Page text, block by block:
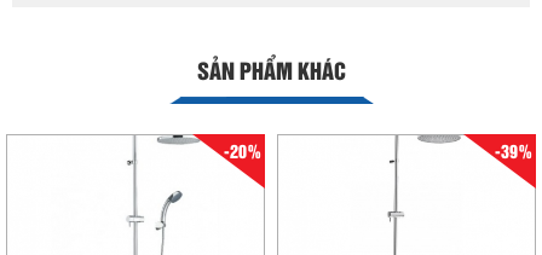
SẢN PHẨM KHÁC
-20% -39%